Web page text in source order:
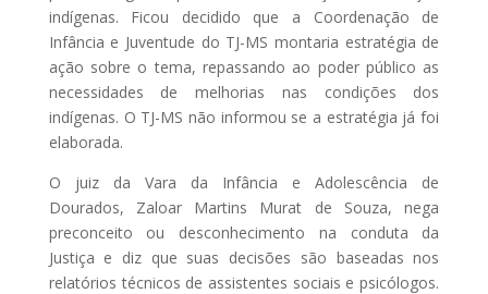
indígenas. Ficou decidido que a Coordenação de
Infância e Juventude do TJ-MS montaria estratégia de
ação sobre o tema, repassando ao poder público as
necessidades de melhorias nas condições dos
indígenas. O TJ-MS não informou se a estratégia já foi
elaborada.
O juiz da Vara da Infância e Adolescência de
Dourados, Zaloar Martins Murat de Souza, nega
preconceito ou desconhecimento na conduta da
Justiça e diz que suas decisões são baseadas nos
relatórios técnicos de assistentes sociais e psicólogos.